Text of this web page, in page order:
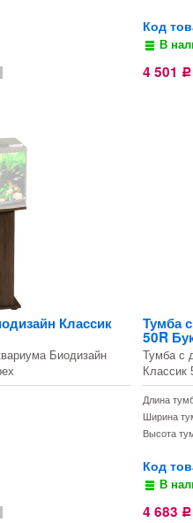
Код
В
4 501 Р
Классик
Биодизайн
Тумба
50R
Тумба с
Классик
Длина
Ширина
Высота
Код
В
4 683 Р